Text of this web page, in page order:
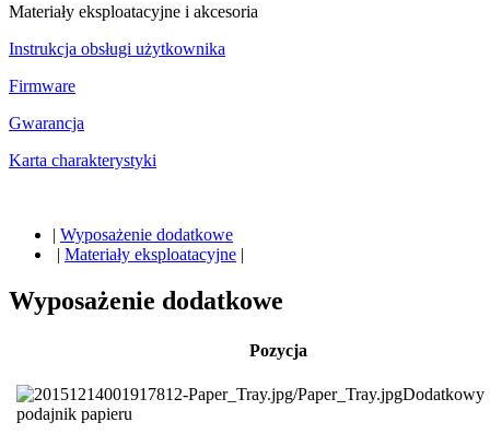
Materiały eksploatacyjne i akcesoria
Instrukcja obsługi użytkownika
Firmware
Gwarancja
Karta charakterystyki
| Wyposażenie dodatkowe
| Materiały eksploatacyjne |
Wyposażenie dodatkowe
Pozycja
Dodatkowy
podajnik papieru